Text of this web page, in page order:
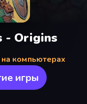
- Origins
компьютерах
игры